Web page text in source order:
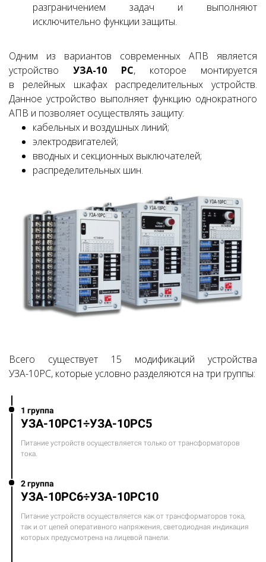
разграничением задач и выполняют
исключительно функции защиты.
Одним из вариантов современных АПВ является
устройство УЗА-10 РС, которое монтируется
в релейных шкафах распределительных устройств.
Данное устройство выполняет функцию однократного
АПВ и позволяет осуществлять защиту:
кабельных и воздушных линий;
электродвигателей;
вводных и секционных выключателей;
распределительных шин.
Всего существует 15 модификаций устройства
УЗА-10РС, которые условно разделяются на три группы:
1 группа
УЗА-10РС1÷УЗА-10РС5
Питание устройств осуществляется только от трансформаторов
тока.
2 группа
УЗА-10РС6÷УЗА-10РС10
Питание устройств осуществляется как от трансформаторов тока,
так и от цепей оперативного напряжения, светодиодная индикация
которых предусмотрена на лицевой панели.